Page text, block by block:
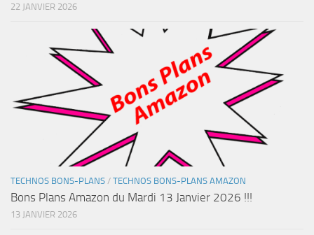
22 JANVIER 2026
TECHNOS BONS-PLANS / TECHNOS BONS-PLANS AMAZON
Bons Plans Amazon du Mardi 13 Janvier 2026 !!!
13 JANVIER 2026